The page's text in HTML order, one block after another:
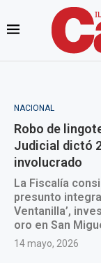
NACIONAL
Robo de
Judicial dictó
involucrado
La Fiscalía
presunto
Ventanilla’,
oro en San
14 mayo, 2026